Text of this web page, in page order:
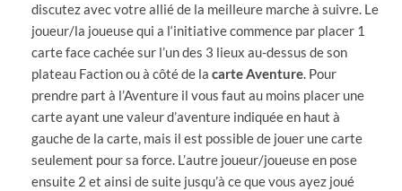
discutez avec votre allié de la meilleure marche à suivre. Le
joueur/la joueuse qui a l‘initiative commence par placer 1
carte face cachée sur l’un des 3 lieux au-dessus de son
plateau Faction ou à côté de la carteAventure. Pour
prendre part à l’Aventure il vous faut au moins placer une
carte ayant une valeur d’aventure indiquée en haut à
gauche de la carte, mais il est possible de jouer une carte
seulement pour sa force. L’autre joueur/joueuse en pose
ensuite 2 et ainsi de suite jusqu’à ce que vous ayez joué